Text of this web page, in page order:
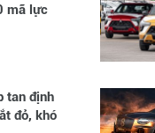
mã lực
tan định
đỏ, khó